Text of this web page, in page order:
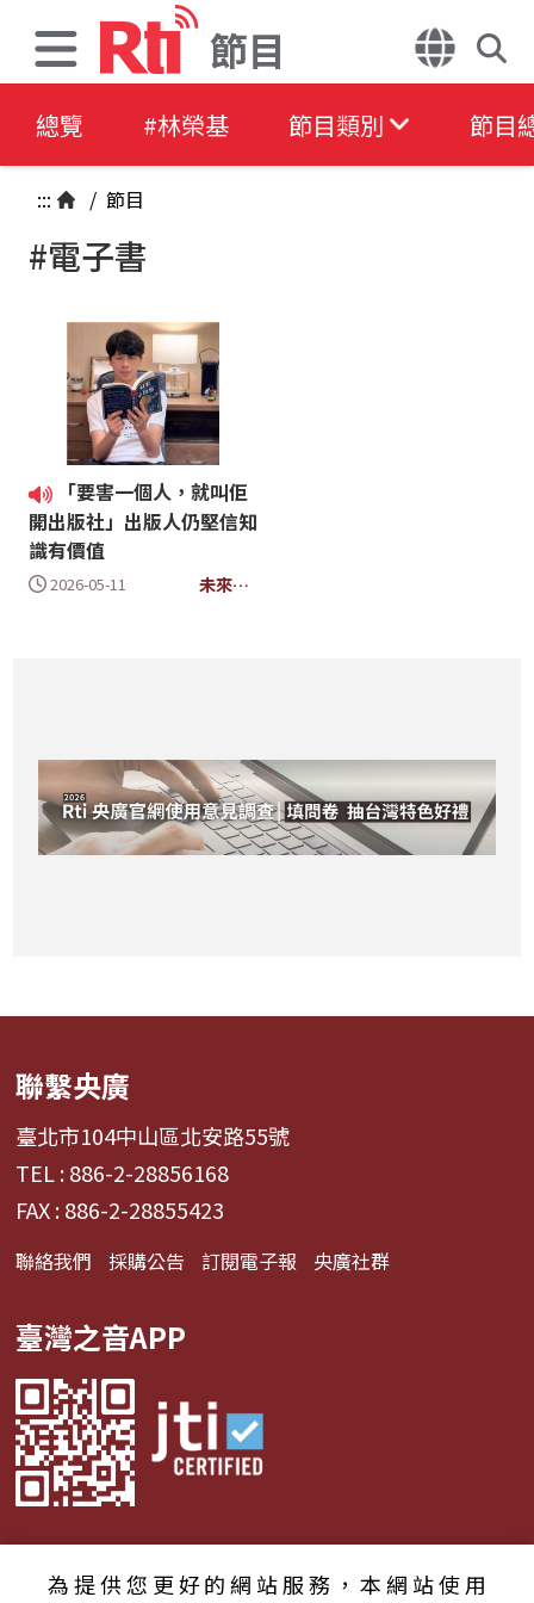
節目
總覽 #林榮基 節目類別 節目
::: / 節目
#電子書
「要害一個人，就叫佢
開出版社」出版人仍堅信知
識有價值
2026-05-11
未來有
聯繫央廣
臺北市104中山區北安路55號
TEL : 886-2-28856168
FAX : 886-2-28855423
聯絡我們 採購公告 訂閱電子報 央廣社群
臺灣之音APP
為提供您更好的網站服務，本網站使用